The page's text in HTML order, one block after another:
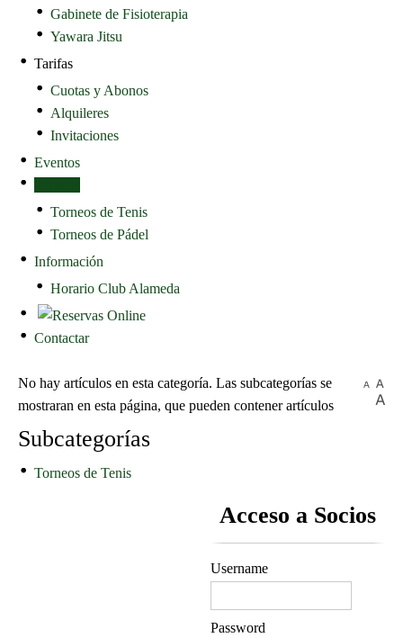
Gabinete de Fisioterapia
Yawara Jitsu
Tarifas
Cuotas y Abonos
Alquileres
Invitaciones
Eventos
Torneos de Tenis
Torneos de Pádel
Información
Horario Club Alameda
Contactar
No hay artículos en esta categoría. Las subcategorías se
mostraran en esta página, que pueden contener artículos
Subcategorías
Torneos de Tenis
Acceso a Socios
Username
Password